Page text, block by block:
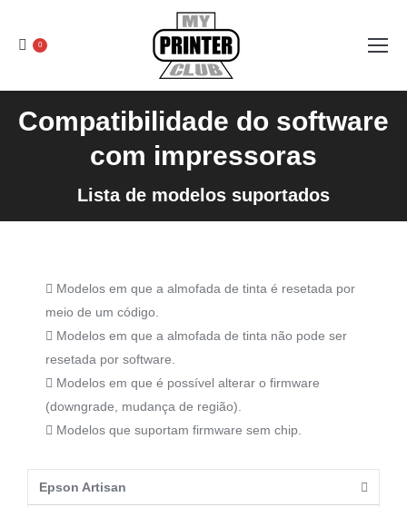
0
Compatibilidade do software
com impressoras
Lista de modelos suportados
Modelos em que a almofada de tinta é resetada por
meio de um código.
Modelos em que a almofada de tinta não pode ser
resetada por software.
Modelos em que é possível alterar o firmware
(downgrade, mudança de região).
Modelos que suportam firmware sem chip.
Epson Artisan